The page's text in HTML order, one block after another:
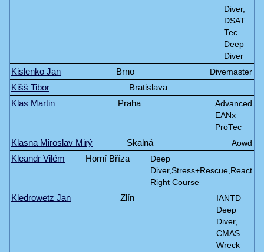
Diver,
DSAT
Tec
Deep
Diver
Kislenko Jan Brno Divemaster
Kišš Tibor
Bratislava
Klas Martin
Praha
Advanced
EANx
ProTec
Klasna Miroslav Mirý Skalná Aowd
Kleandr Vilém Horní Bříza
Deep
Diver,Stress+Rescue,React
Right Course
Kledrowetz Jan Zlín
IANTD
Deep
Diver,
CMAS
Wreck